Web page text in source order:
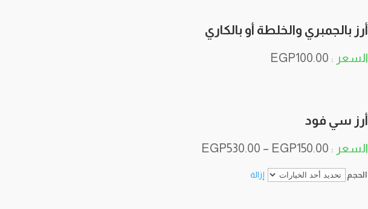
أرز بالجمبري والخلطة أو بالكاري
EGP100.00
أرز سي فود
EGP150.00
–
EGP530.00
الحجم إزالة